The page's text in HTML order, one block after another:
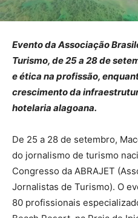
Evento da Associação
Turismo, de 25 a 28 de
e ética na profissão,
crescimento da
hotelaria alagoana.
De 25 a 28 de setembro,
do jornalismo de turismo
Congresso da ABRAJET
Jornalistas de Turismo). O
80 profissionais